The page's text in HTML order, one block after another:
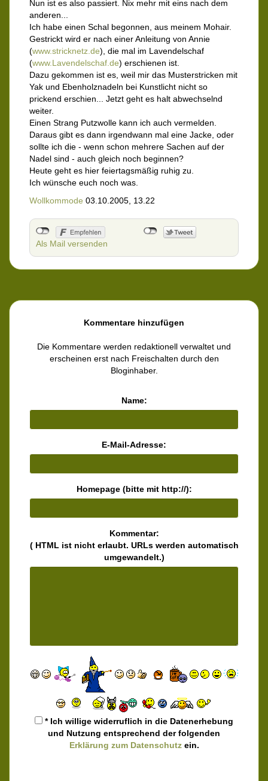
Nun ist es also passiert. Nix mehr mit eins nach dem
anderen...
Ich habe einen Schal begonnen, aus meinem Mohair.
Gestrickt wird er nach einer Anleitung von Annie
(www.stricknetz.de), die mal im Lavendelschaf
(www.Lavendelschaf.de) erschienen ist.
Dazu gekommen ist es, weil mir das Musterstricken mit
Yak und Ebenholznadeln bei Kunstlicht nicht so
prickend erschien... Jetzt geht es halt abwechselnd
weiter.
Einen Strang Putzwolle kann ich auch vermelden.
Daraus gibt es dann irgendwann mal eine Jacke, oder
sollte ich die - wenn schon mehrere Sachen auf der
Nadel sind - auch gleich noch beginnen?
Heute geht es hier feiertagsmäßig ruhig zu.
Ich wünsche euch noch was.
Wollkommode 03.10.2005, 13.22
Als Mail versenden
Kommentare hinzufügen
Die Kommentare werden redaktionell verwaltet und
erscheinen erst nach Freischalten durch den
Bloginhaber.
Name:
E-Mail-Adresse:
Homepage (bitte mit http://):
Kommentar:
( HTML ist nichterlaubt. URLs werden automatisch
umgewandelt.)
* Ich willige widerruflich in die Datenerhebung
und Nutzung entsprechend der folgenden
Erklärung zum Datenschutzein.